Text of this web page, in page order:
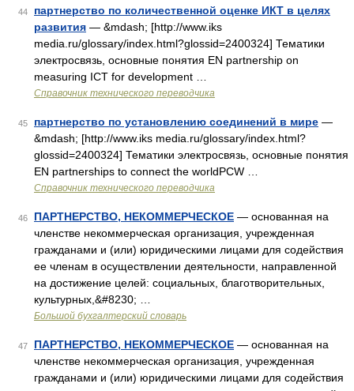
44
партнерство по количественной оценке ИКТ в целях
развития — &mdash; [http://www.iks
media.ru/glossary/index.html?glossid=2400324] Тематики
электросвязь, основные понятия EN partnership on
measuring ICT for development …
Справочник технического переводчика
45 партнерство по установлению соединений в мире —
&mdash; [http://www.iks media.ru/glossary/index.html?
glossid=2400324] Тематики электросвязь, основные понятия
EN partnerships to connect the worldPCW …
Справочник технического переводчика
46 ПАРТНЕРСТВО, НЕКОММЕРЧЕСКОЕ — основанная на
членстве некоммерческая организация, учрежденная
гражданами и (или) юридическими лицами для содействия
ее членам в осуществлении деятельности, направленной
на достижение целей: социальных, благотворительных,
культурных,&#8230; …
Большой бухгалтерский словарь
47 ПАРТНЕРСТВО, НЕКОММЕРЧЕСКОЕ — основанная на
членстве некоммерческая организация, учрежденная
гражданами и (или) юридическими лицами для содействия